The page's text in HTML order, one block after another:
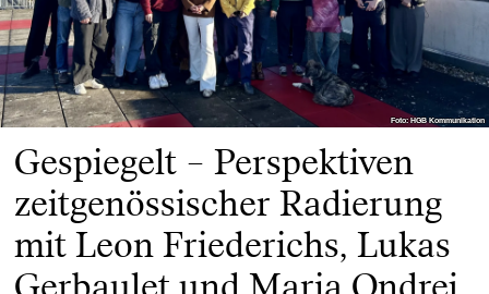
Foto: HGB Kommunikation
Foto: HGB Kommunikation
Gespiegelt – Perspektiven
zeitgenössischer Radierung
mit Leon Friederichs, Lukas